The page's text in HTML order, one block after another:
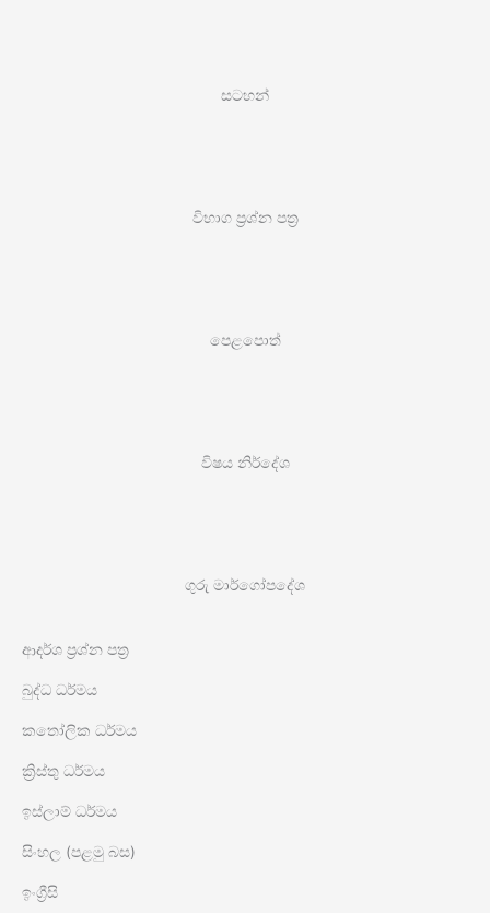
සටහන්
විභාග ප්‍රශ්න පත්‍ර
පෙළපොත්
විෂය නිර්දේශ
ගුරු මාර්ගෝපදේශ
ආදර්ශ ප්‍රශ්න පත්‍ර
බුද්ධ ධර්මය
කතෝලික ධර්මය
ක්‍රිස්තු ධර්මය
ඉස්ලාම් ධර්මය
සිංහල (පළමු බස)
ඉංග්‍රීසි